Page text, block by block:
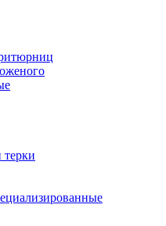
терки